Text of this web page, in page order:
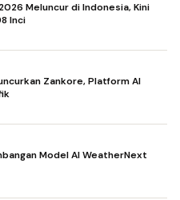
Meluncur di Indonesia, Kini
Inci
Zankore, Platform AI
Model AI WeatherNext